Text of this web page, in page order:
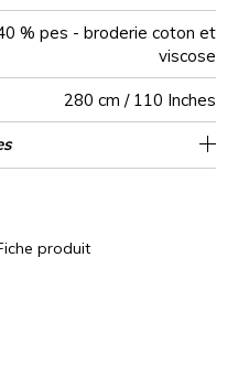
% pes - broderie coton et
viscose
280 cm / 110 Inches
<1%
Raccord droit
De haut
120
Inde
47 cm / 19 Inches
70 cm / 28 Inches
être tournés pour la
d'aspect visuel
produit